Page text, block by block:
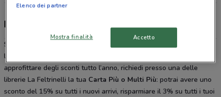
LaFeltrinelli, offerte e negozi
Sfoglia su DoveConviene.it il volantino online con le
le
approfittare degli sconti tutto l’anno, richiedi presso una delle
librerie La Feltrinelli la tua Carta Più o Multi Più: potrai avere uno
sconto del 15% su tutti i nuovi arrivi, risparmiare il 3% su tutti i tuoi
Elenco dei partner
Mostra finalità Accetto